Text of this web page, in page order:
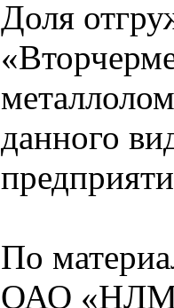
Доля
данного
По
ОАО